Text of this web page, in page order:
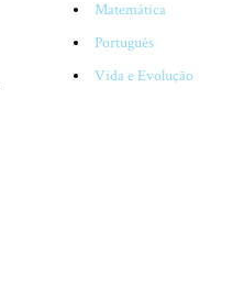
Matemática
Português
Vida e Evolução